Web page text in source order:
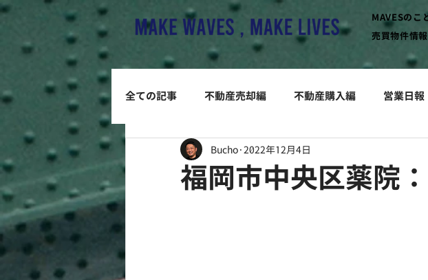
MAVESのこ
売買物件情報
全ての記事 不動産売却編 不動産購入編 営業日報
福岡市中央区薬院
Bucho 2022年12月4日